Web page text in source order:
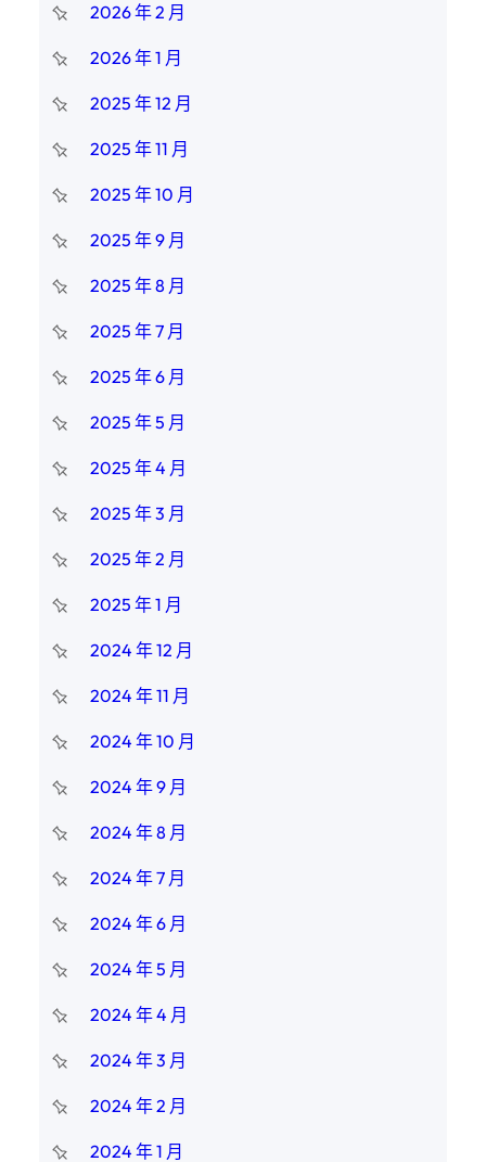
2026 年 2 月
2026 年 1 月
2025 年 12 月
2025 年 11 月
2025 年 10 月
2025 年 9 月
2025 年 8 月
2025 年 7 月
2025 年 6 月
2025 年 5 月
2025 年 4 月
2025 年 3 月
2025 年 2 月
2025 年 1 月
2024 年 12 月
2024 年 11 月
2024 年 10 月
2024 年 9 月
2024 年 8 月
2024 年 7 月
2024 年 6 月
2024 年 5 月
2024 年 4 月
2024 年 3 月
2024 年 2 月
2024 年 1 月